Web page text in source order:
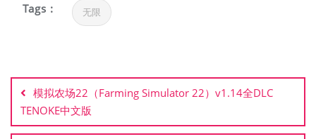
Tags : 无限
章
导
航
模拟农场22（Farming Simulator 22）v1.14全DLC
TENOKE中文版